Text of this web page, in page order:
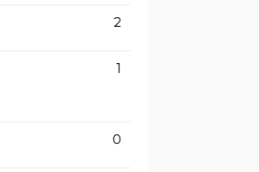
2
1
0